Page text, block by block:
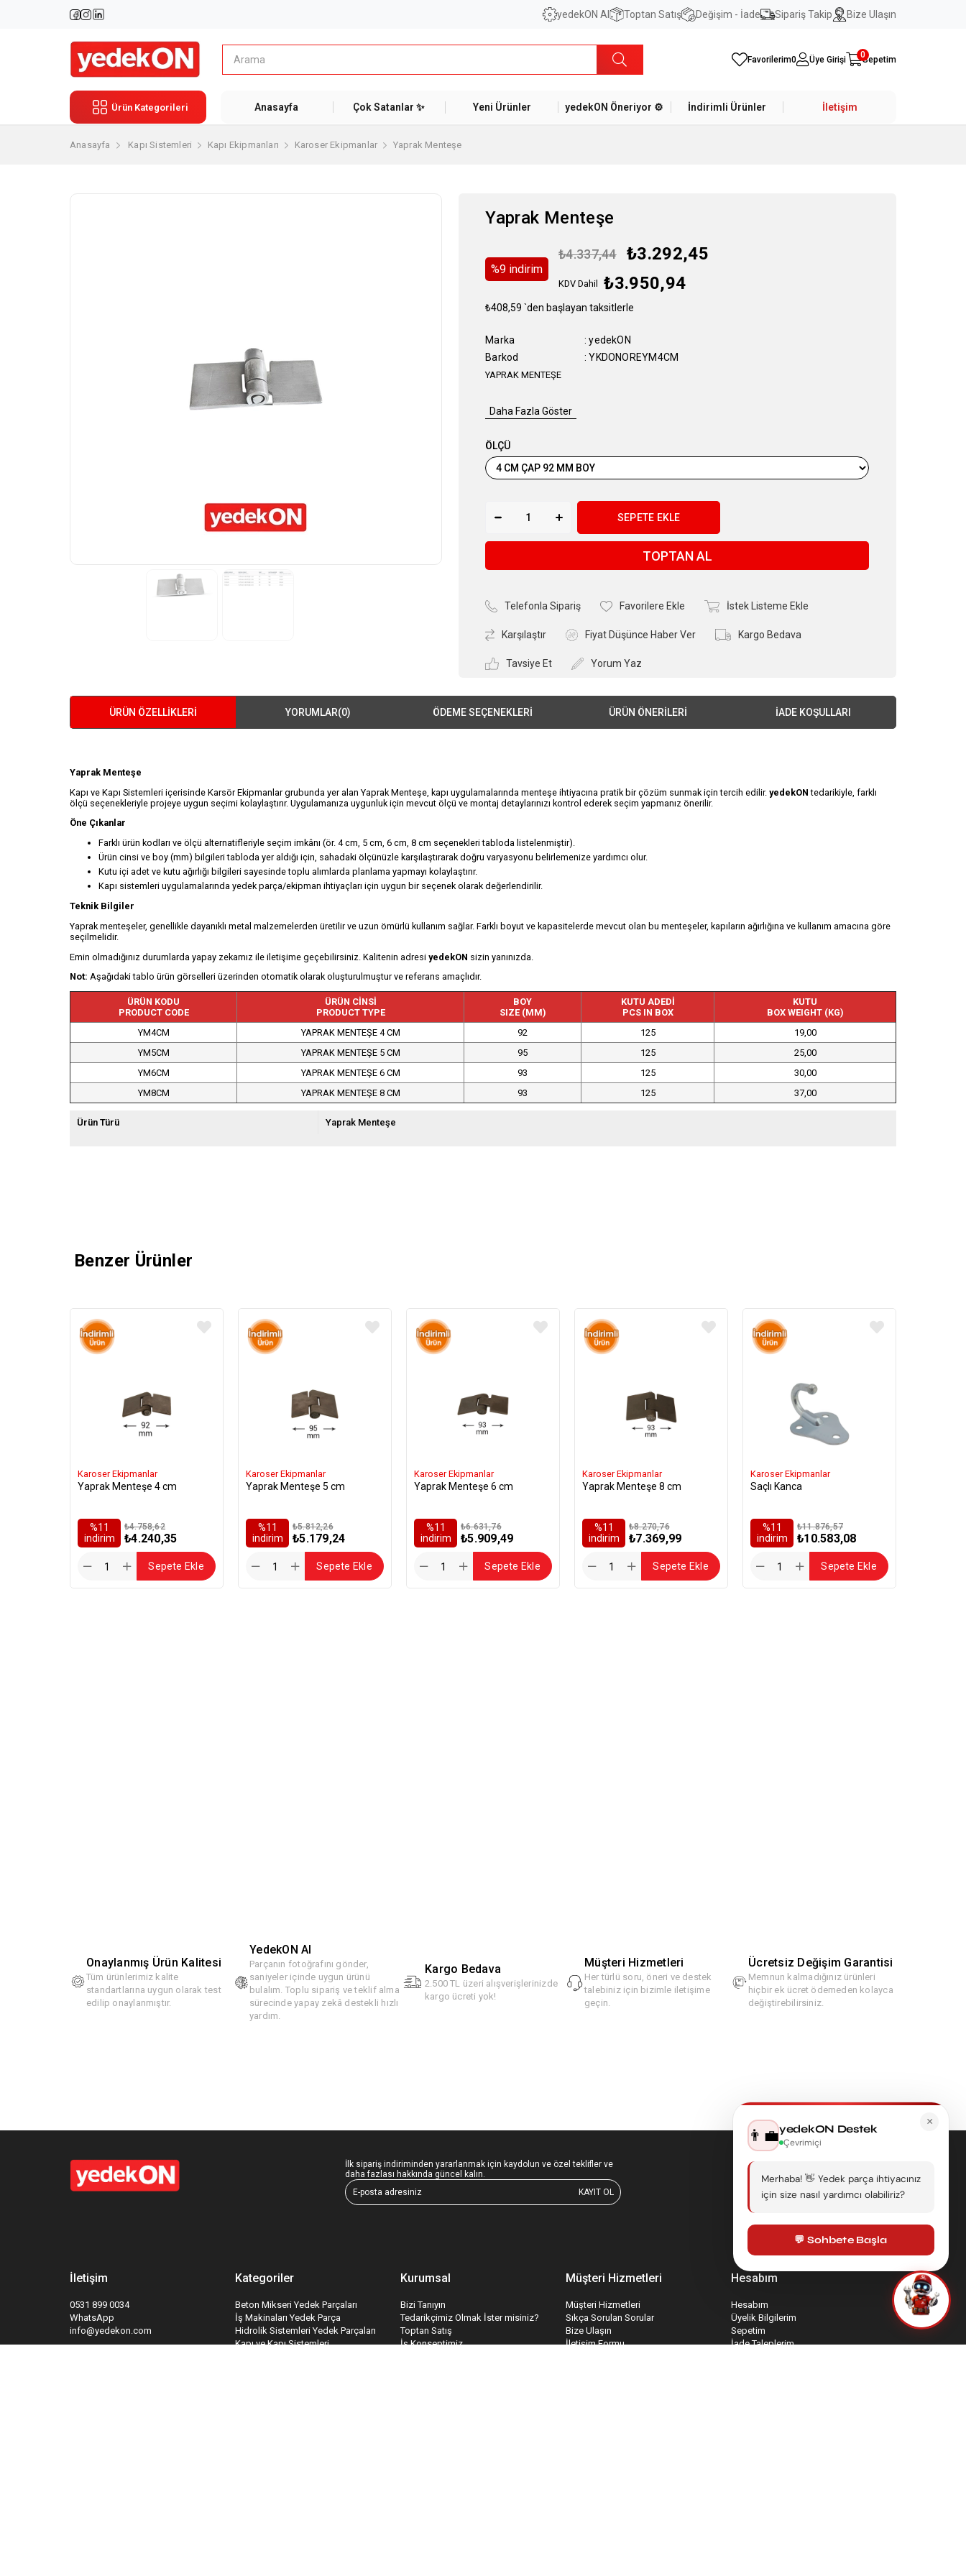
yedekON AI Toptan Satış Değişim - İade Sipariş Takip Bize Ulaşın
Favorilerim0 Üye Girişi Sepetim
0
Ürün Kategorileri Anasayfa Çok Satanlar ✨ Yeni Ürünler yedekON Öneriyor ⚙️ İndirimli Ürünler İletişim
Anasayfa Kapı Sistemleri Kapı Ekipmanları Karoser Ekipmanlar Yaprak Menteşe
Yaprak Menteşe
%9 i̇ndirim
₺4.337,44 ₺3.292,45
KDV Dahil ₺3.950,94
₺408,59 `den başlayan taksitlerle
Marka : yedekON
Barkod
: YKDONOREYM4CM
YAPRAK MENTEŞE
Daha Fazla Göster
ÖLÇÜ
TOPTAN AL
Telefonla Sipariş Favorilere Ekle İstek Listeme Ekle
Karşılaştır Fiyat Düşünce Haber Ver Kargo Bedava
Tavsiye Et Yorum Yaz
ÜRÜN ÖZELLIKLERI YORUMLAR(0) ÖDEME SEÇENEKLERI ÜRÜN ÖNERILERI İADE KOŞULLARI
Yaprak Menteşe
Kapı ve Kapı Sistemleri içerisinde Karsör Ekipmanlar grubunda yer alan Yaprak Menteşe, kapı uygulamalarında menteşe ihtiyacına pratik bir çözüm sunmak için tercih edilir. yedekON tedarikiyle, farklı
ölçü seçenekleriyle projeye uygun seçimi kolaylaştırır. Uygulamanıza uygunluk için mevcut ölçü ve montaj detaylarınızı kontrol ederek seçim yapmanız önerilir.
Öne Çıkanlar
Farklı ürün kodları ve ölçü alternatifleriyle seçim imkânı (ör. 4 cm, 5 cm, 6 cm, 8 cm seçenekleri tabloda listelenmiştir).
Ürün cinsi ve boy (mm) bilgileri tabloda yer aldığı için, sahadaki ölçünüzle karşılaştırarak doğru varyasyonu belirlemenize yardımcı olur.
Kutu içi adet ve kutu ağırlığı bilgileri sayesinde toplu alımlarda planlama yapmayı kolaylaştırır.
Kapı sistemleri uygulamalarında yedek parça/ekipman ihtiyaçları için uygun bir seçenek olarak değerlendirilir.
Teknik Bilgiler
Yaprak menteşeler, genellikle dayanıklı metal malzemelerden üretilir ve uzun ömürlü kullanım sağlar. Farklı boyut ve kapasitelerde mevcut olan bu menteşeler, kapıların ağırlığına ve kullanım amacına göre
seçilmelidir.
Emin olmadığınız durumlarda yapay zekamız ile iletişime geçebilirsiniz. Kalitenin adresi yedekON sizin yanınızda.
Not: Aşağıdaki tablo ürün görselleri üzerinden otomatik olarak oluşturulmuştur ve referans amaçlıdır.
ÜRÜN KODU
PRODUCT CODE
ÜRÜN CİNSİ
PRODUCT TYPE
BOY
SIZE (MM)
KUTU ADEDİ
PCS IN BOX
KUTU
BOX WEIGHT (KG)
YM4CM
YAPRAK MENTEŞE 4 CM 92 125
19,00
YM5CM
YAPRAK MENTEŞE 5 CM 95 125
25,00
YM6CM
YAPRAK MENTEŞE 6 CM 93 125
30,00
YM8CM
YAPRAK MENTEŞE 8 CM 93 125 37,00
Ürün Türü Yaprak Menteşe
Benzer Ürünler
Karoser Ekipmanlar
Yaprak Menteşe 4 cm
%11
i̇ndirim
₺4.240,35
₺4.758,62
Sepete Ekle
Karoser Ekipmanlar
Yaprak Menteşe 5 cm
%11
i̇ndirim
₺5.179,24
₺5.812,26
Sepete Ekle
Karoser Ekipmanlar
Yaprak Menteşe 6 cm
%11
i̇ndirim
₺5.909,49
₺6.631,76
Sepete Ekle
Karoser Ekipmanlar
Yaprak Menteşe 8 cm
%11
i̇ndirim
₺7.369,99
₺8.270,76
Sepete Ekle
Karoser Ekipmanlar
Saçlı Kanca
%11
i̇ndirim
₺10.583,08
₺11.876,57
Sepete Ekle
Onaylanmış Ürün Kalitesi
Tüm ürünlerimiz kalite
standartlarına uygun olarak test
edilip onaylanmıştır.
YedekON AI
Parçanın fotoğrafını gönder,
saniyeler içinde uygun ürünü
bulalım. Toplu sipariş ve teklif alma
sürecinde yapay zekâ destekli hızlı
yardım.
Kargo Bedava
2.500 TL üzeri alışverişlerinizde
kargo ücreti yok!
Müşteri Hizmetleri
Her türlü soru, öneri ve destek
talebiniz için bizimle iletişime
geçin.
Ücretsiz Değişim Garantisi
Memnun kalmadığınız ürünleri
hiçbir ek ücret ödemeden kolayca
değiştirebilirsiniz.
İlk sipariş indiriminden yararlanmak için kaydolun ve özel teklifler ve
daha fazlası hakkında güncel kalın.
KAYIT OL
İletişim
0531 899 0034
WhatsApp
info@yedekon.com
Kategoriler
Beton Mikseri Yedek Parçaları
İş Makinaları Yedek Parça
Hidrolik Sistemleri Yedek Parçaları
Kapı ve Kapı Sistemleri
Kurumsal
Bizi Tanıyın
Tedarikçimiz Olmak İster misiniz?
Toptan Satış
İş Konseptimiz
Müşteri Hizmetleri
Müşteri Hizmetleri
Sıkça Sorulan Sorular
Bize Ulaşın
İletişim Formu
Hesabım
Hesabım
Üyelik Bilgilerim
Sepetim
İade Taleplerim
×
👨‍💼yedekON Destek
Çevrimiçi
Merhaba! 👋 Yedek parça ihtiyacınız
için size nasıl yardımcı olabiliriz?
💬 Sohbete Başla